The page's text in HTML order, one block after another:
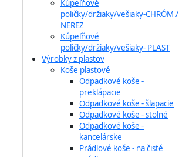
Kúpeľňové
poličky/držiaky/vešiaky-CHRÓM /
NEREZ
Kúpeľňové
poličky/držiaky/vešiaky- PLAST
Výrobky z plastov
Koše plastové
Odpadkové koše -
preklápacie
Odpadkové koše - šlapacie
Odpadkové koše - stolné
Odpadkové koše -
kancelárske
Prádlové koše - na čisté